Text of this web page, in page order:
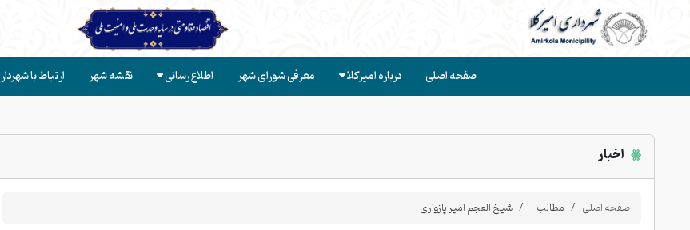
صفحه اصلی درباره امیرکلا معرفی شورای شهر اطلاع رسانی نقشه شهر ارتباط با شهردار
اخبار
صفحه اصلی مطالب شیخ العجم امیر پازواری